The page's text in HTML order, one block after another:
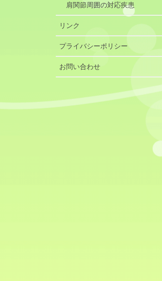
肩関節周囲の対応疾患
リンク
プライバシーポリシー
お問い合わせ